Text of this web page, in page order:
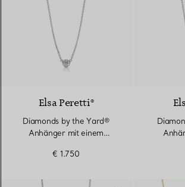
2
Elsa Peretti®
Diamonds by the Yard®
Anhänger mit einem
€ 1.750